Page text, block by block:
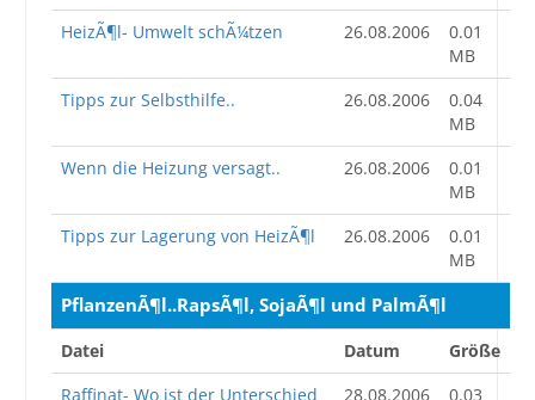
HeizÃ¶l- Umwelt schÃ¼tzen
26.08.2006
0.01
MB
Tipps zur Selbsthilfe..
26.08.2006
0.04
MB
Wenn die Heizung versagt..
26.08.2006
0.01
MB
Tipps zur Lagerung von HeizÃ¶l
26.08.2006
0.01
MB
PflanzenÃ¶l..RapsÃ¶l, SojaÃ¶l und PalmÃ¶l
Datei Datum
Größe
Raffinat- Wo ist der Unterschied
28.08.2006
0.03